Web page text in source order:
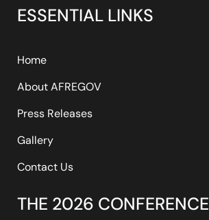
b
o
f
i
t
u
b
a
g
a
d
ESSENTIAL LINKS
Home
About AFREGOV
Press Releases
Gallery
Contact Us
THE 2026 CONFERENCE